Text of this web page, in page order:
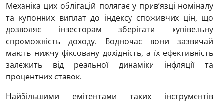
Механіка цих облігацій полягає у прив’язці номіналу
та купонних виплат до індексу споживчих цін, що
дозволяє інвесторам зберігати купівельну
спроможність доходу. Водночас вони зазвичай
мають нижчу фіксовану дохідність, а їх ефективність
залежить від реальної динаміки інфляції та
процентних ставок.
Найбільшими емітентами таких інструментів